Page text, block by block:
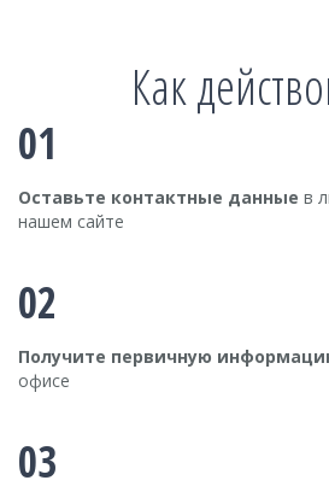
Как
01
Оставьте контактные данные в
нашем сайте
02
Получите первичную
офисе
03